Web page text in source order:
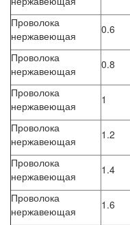
Проволока
нержавеющая
0.6
Проволока
нержавеющая
0.8
Проволока
нержавеющая
1
Проволока
нержавеющая
1.2
Проволока
нержавеющая
1.4
Проволока
нержавеющая
1.6